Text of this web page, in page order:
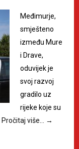
Međimurje,
smješteno
između Mure
i Drave,
oduvijek je
svoj razvoj
gradilo uz
rijeke koje su
Pročitaj više… →